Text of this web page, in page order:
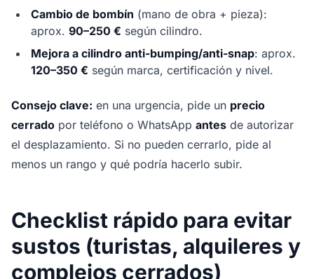
Cambio de bombín (mano de obra + pieza):
aprox. 90–250 € según cilindro.
Mejora a cilindro anti-bumping/anti-snap: aprox.
120–350 € según marca, certificación y nivel.
Consejo clave: en una urgencia, pide un precio
cerrado por teléfono o WhatsApp antes de autorizar
el desplazamiento. Si no pueden cerrarlo, pide al
menos un rango y qué podría hacerlo subir.
Checklist rápido para evitar
sustos (turistas, alquileres y
complejos cerrados)